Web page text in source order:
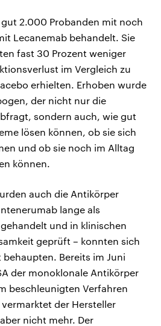
2.000 Probanden mit noch
Lecanemab behandelt. Sie
fast 30 Prozent weniger
im Vergleich zu
erhielten. Erhoben wurde
der nicht nur die
sondern auch, wie gut
lösen können, ob sie sich
und ob sie noch im Alltag
können.
auch die Antikörper
lange als
und in klinischen
geprüft – konnten sich
Bereits im Juni
der monoklonale Antikörper
beschleunigten Verfahren
der Hersteller
nicht mehr. Der